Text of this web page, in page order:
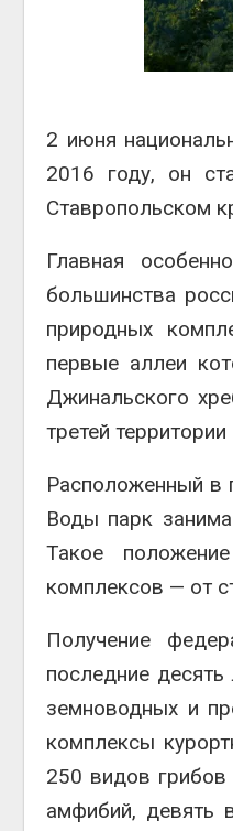
2 июня
2016 году, он
Ставропольском
Главная
большинства
природных
первые аллеи
Джинальского
третей
Расположенный в
Воды парк
Такое
комплексов — от
Получение
последние
земноводных и
комплексы
250 видов грибов
амфибий, девять